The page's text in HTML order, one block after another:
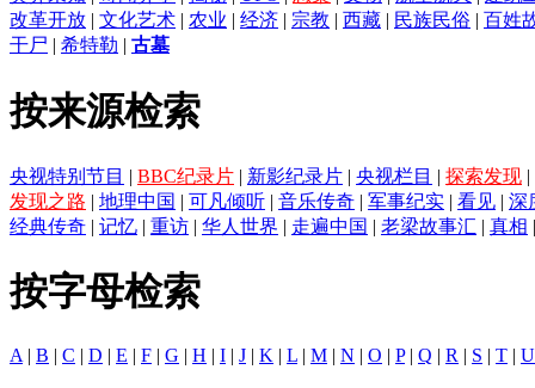
改革开放 | 文化艺术 | 农业 | 经济 | 宗教 | 西藏 | 民族民俗 | 百姓
干尸 | 希特勒 | 古墓
按来源检索
央视特别节目 | BBC纪录片 | 新影纪录片 | 央视栏目 | 探索发现 |
发现之路 | 地理中国 | 可凡倾听 | 音乐传奇 | 军事纪实 | 看见 | 深
经典传奇 | 记忆 | 重访 | 华人世界 | 走遍中国 | 老梁故事汇 | 真相
按字母检索
A | B | C | D | E | F | G | H | I | J | K | L | M | N | O | P| Q | R | S | T | U